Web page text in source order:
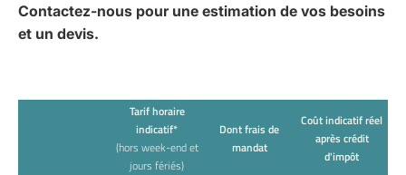
Contactez-nous pour une estimation de vos besoins
et un devis.
Tarif horaire
indicatif*
(hors week-end et
jours fériés)
Dont frais de
mandat
Coût indicatif réel
après crédit
d'impôt